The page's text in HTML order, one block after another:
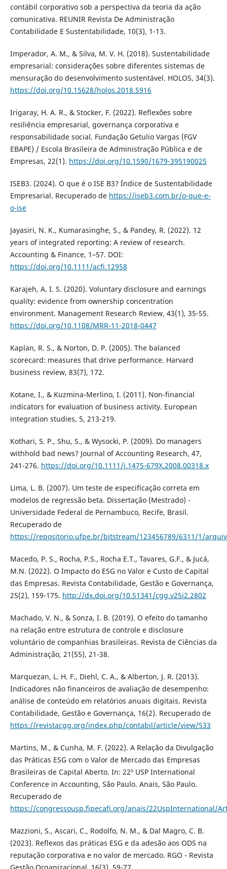
contábil corporativo sob a perspectiva da teoria da ação
comunicativa. REUNIR Revista De Administração
Contabilidade E Sustentabilidade, 10(3), 1-13.
Imperador, A. M., & Silva, M. V. H. (2018). Sustentabilidade
empresarial: considerações sobre diferentes sistemas de
mensuração do desenvolvimento sustentável. HOLOS, 34(3).
https://doi.org/10.15628/holos.2018.5916
Irigaray, H. A. R., & Stocker, F. (2022). Reflexões sobre
resiliência empresarial, governança corporativa e
responsabilidade social. Fundação Getulio Vargas (FGV
EBAPE) / Escola Brasileira de Administração Pública e de
Empresas, 22(1). https://doi.org/10.1590/1679-395190025
ISEB3. (2024). O que é o ISE B3? Índice de Sustentabilidade
Empresarial. Recuperado de https://iseb3.com.br/o-que-e-
o-ise
Jayasiri, N. K., Kumarasinghe, S., & Pandey, R. (2022). 12
years of integrated reporting: A review of research.
Accounting & Finance, 1–57. DOI:
https://doi.org/10.1111/acfi.12958
Karajeh, A. I. S. (2020). Voluntary disclosure and earnings
quality: evidence from ownership concentration
environment. Management Research Review, 43(1), 35-55.
https://doi.org/10.1108/MRR-11-2018-0447
Kaplan, R. S., & Norton, D. P. (2005). The balanced
scorecard: measures that drive performance. Harvard
business review, 83(7), 172.
Kotane, I., & Kuzmina-Merlino, I. (2011). Non-financial
indicators for evaluation of business activity. European
integration studies, 5, 213-219.
Kothari, S. P., Shu, S., & Wysocki, P. (2009). Do managers
withhold bad news? Journal of Accounting Research, 47,
241-276. https://doi.org/10.1111/j.1475-679X.2008.00318.x
Lima, L. B. (2007). Um teste de especificação correta em
modelos de regressão beta. Dissertação (Mestrado) -
Universidade Federal de Pernambuco, Recife, Brasil.
Recuperado de
https://repositorio.ufpe.br/bitstream/123456789/6311/1/
Macedo, P. S., Rocha, P.S., Rocha E.T., Tavares, G.F., & Jucá,
M.N. (2022). O Impacto do ESG no Valor e Custo de Capital
das Empresas. Revista Contabilidade, Gestão e Governança,
25(2), 159-175. http://dx.doi.org/10.51341/cgg.v25i2.2802
Machado, V. N., & Sonza, I. B. (2019). O efeito do tamanho
na relação entre estrutura de controle e disclosure
voluntário de companhias brasileiras. Revista de Ciências da
Administração, 21(55), 21-38.
Marquezan, L. H. F., Diehl, C. A., & Alberton, J. R. (2013).
Indicadores não financeiros de avaliação de desempenho:
análise de conteúdo em relatórios anuais digitais. Revista
Contabilidade, Gestão e Governança, 16(2). Recuperado de
https://revistacgg.org/index.php/contabil/article/view/533
Martins, M., & Cunha, M. F. (2022). A Relação da Divulgação
das Práticas ESG com o Valor de Mercado das Empresas
Brasileiras de Capital Aberto. In: 22º USP International
Conference in Accounting, São Paulo. Anais, São Paulo.
Recuperado de
https://congressousp.fipecafi.org/anais/22UspInternational/
Mazzioni, S., Ascari, C., Rodolfo, N. M., & Dal Magro, C. B.
(2023). Reflexos das práticas ESG e da adesão aos ODS na
reputação corporativa e no valor de mercado. RGO - Revista